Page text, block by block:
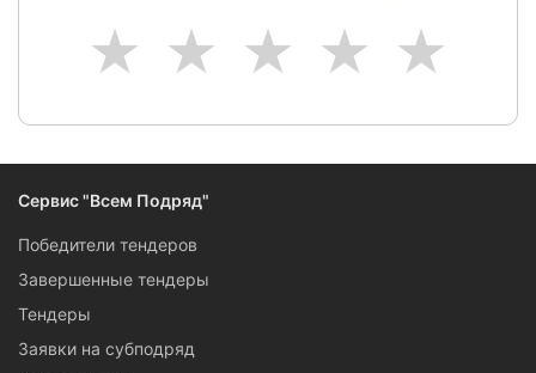
5
4
3
2
1
Сервис "Всем Подряд"
Победители тендеров
Завершенные тендеры
Тендеры
Заявки на субподряд